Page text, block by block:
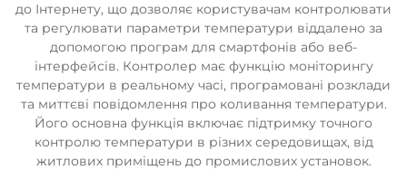
до Інтернету, що дозволяє користувачам контролювати
та регулювати параметри температури віддалено за
допомогою програм для смартфонів або веб-
інтерфейсів. Контролер має функцію моніторингу
температури в реальному часі, програмовані розклади
та миттєві повідомлення про коливання температури.
Його основна функція включає підтримку точного
контролю температури в різних середовищах, від
житлових приміщень до промислових установок.